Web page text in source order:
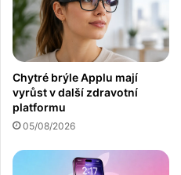
Chytré brýle Applu mají
vyrůst v další zdravotní
platformu
05/08/2026